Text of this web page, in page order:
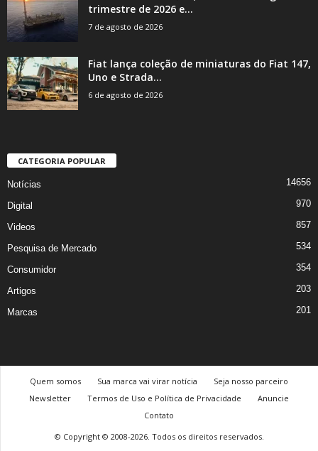
trimestre de 2026 e...
7 de agosto de 2026
Fiat lança coleção de miniaturas do Fiat 147,
Uno e Strada...
6 de agosto de 2026
CATEGORIA POPULAR
Notícias 14656
Digital 970
Videos 857
Pesquisa de Mercado 534
Consumidor 354
Artigos 203
Marcas 201
Quem somos Sua marca vai virar notícia
Seja nosso parceiro
Newsletter
Termos de Uso e Política de Privacidade
Anuncie
Contato
© Copyright © 2008-2026. Todos os direitos reservados.